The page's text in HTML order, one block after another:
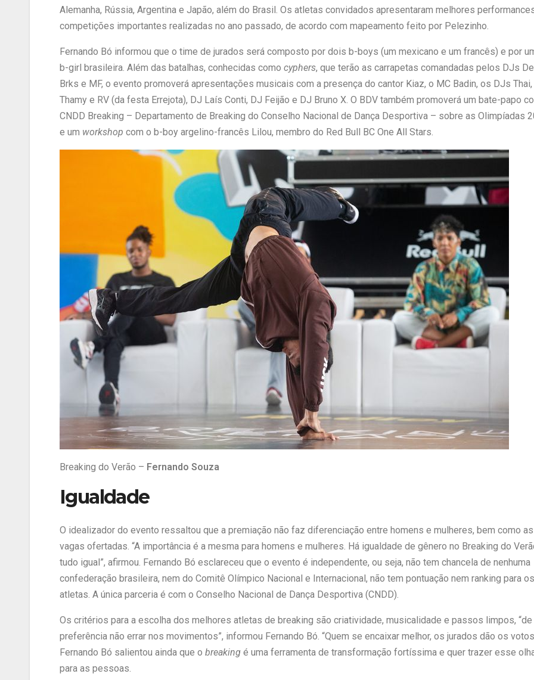
Alemanha, Rússia, Argentina e Japão, além do Brasil. Os atletas convidados apresentaram melhores
competições importantes realizadas no ano passado, de acordo com mapeamento feito por Pelezinho.
Fernando Bó informou que o time de jurados será composto por dois b-boys (um mexicano e um francês) e por
b-girl brasileira. Além das batalhas, conhecidas como cyphers, que terão as carrapetas comandadas pelos DJs
Brks e MF, o evento promoverá apresentações musicais com a presença do cantor Kiaz, o MC Badin, os DJs Thai,
Thamy e RV (da festa Errejota), DJ Laís Conti, DJ Feijão e DJ Bruno X. O BDV também promoverá um bate-papo
CNDD Breaking – Departamento de Breaking do Conselho Nacional de Dança Desportiva – sobre as Olimpíadas
e um workshop com o b-boy argelino-francês Lilou, membro do Red Bull BC One All Stars.
Breaking do Verão – Fernando Souza
Igualdade
O idealizador do evento ressaltou que a premiação não faz diferenciação entre homens e mulheres, bem como as
vagas ofertadas. “A importância é a mesma para homens e mulheres. Há igualdade de gênero no Breaking do
tudo igual”, afirmou. Fernando Bó esclareceu que o evento é independente, ou seja, não tem chancela de nenhuma
confederação brasileira, nem do Comitê Olímpico Nacional e Internacional, não tem pontuação nem ranking para os
atletas. A única parceria é com o Conselho Nacional de Dança Desportiva (CNDD).
Os critérios para a escolha dos melhores atletas de breaking são criatividade, musicalidade e passos limpos, “de
preferência não errar nos movimentos”, informou Fernando Bó. “Quem se encaixar melhor, os jurados dão os
Fernando Bó salientou ainda que o breaking é uma ferramenta de transformação fortíssima e quer trazer esse
para as pessoas.